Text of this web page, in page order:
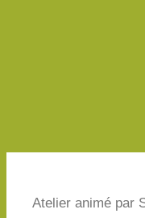
Atelier animé par